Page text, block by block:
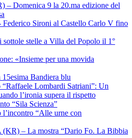
Domenica 9 la 20.ma edizione del
Federico Sironi al Castello Carlo V fino
stelle a Villa del Popolo il 1°
«Insieme per una movida
Bandiera blu
Lombardi Satriani”: Un
l’ironia supera il rispetto
“Sila Scienza”
“Alle urne con
– La mostra “Dario Fo. La Bibbia